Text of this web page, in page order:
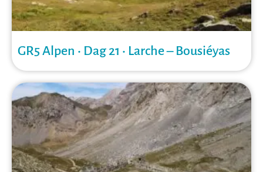
GR5 Alpen • Dag 21 • Larche – Bousiéyas